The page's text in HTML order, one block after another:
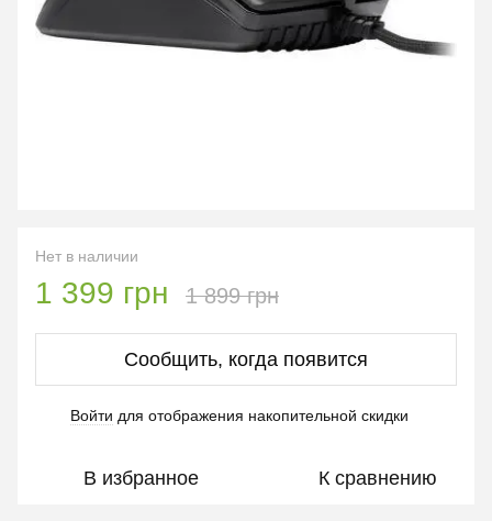
Нет в наличии
1 399 грн 1 899 грн
Сообщить, когда появится
Войти для отображения накопительной скидки
В избранное К сравнению